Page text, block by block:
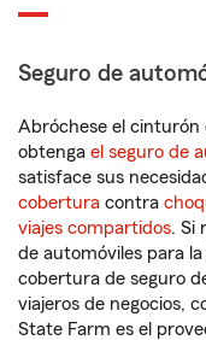
Seguro de
Abróchese el cinturón
obtenga el seguro de
satisface sus
cobertura contra
viajes compartidos. Si
de automóviles para
cobertura de seguro
viajeros de negocios,
State Farm es el